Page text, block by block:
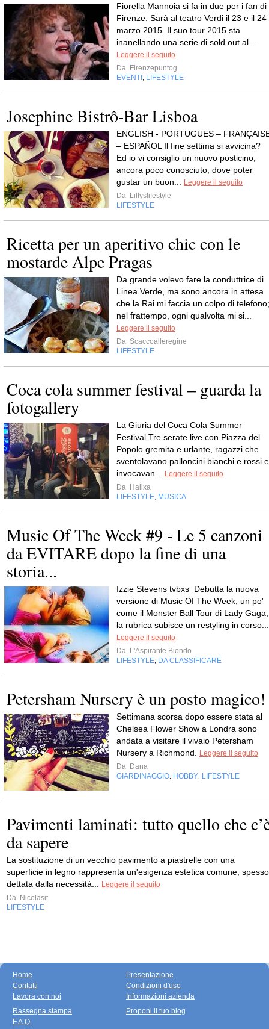
Fiorella Mannoia si fa in due per i fan di
Firenze. Sarà al teatro Verdi il 23 e il 24
marzo 2015. Il suo tour 2015 sta
inanellando una serie di sold out al...
Leggere il seguito
Da Firenzepuntog
EVENTI
LIFESTYLE
Josephine Bistrô-Bar Lisboa
ENGLISH - PORTUGUES –
– ESPAÑOL Il fine settima si avvicina?
Ed io vi consiglio un nuovo posticino,
ancora poco conosciuto, dove poter
gustar un buon...
Leggere il seguito
Da Lillyslifestyle
LIFESTYLE
Ricetta per un aperitivo chic con le
mostarde Alpe Pragas
Da grande volevo fare la conduttrice di
Linea Verde, ma sono ancora in attesa
che la Rai mi faccia un colpo di telefono;
nel frattempo, ogni qualvolta mi si...
Leggere il seguito
Da Scaccoalleregine
LIFESTYLE
Coca cola summer festival – guarda la
fotogallery
La Giuria del Coca Cola Summer
Festival Tre serate live con Piazza del
Popolo gremita e urlante, ragazzi che
sventolavano palloncini bianchi e rossi e
invocavan...
Leggere il seguito
Da Halixa
LIFESTYLE MUSICA
Music Of The Week #9 - Le 5 canzoni
da EVITARE dopo la fine di una
storia...
Izzie Stevens tvbxs Debutta la nuova
versione di Music Of The Week, un po'
come il Monster Ball Tour di Lady Gaga,
la rubrica subisce un restyling in corso...
Leggere il seguito
Da L'Aspirante Biondo
LIFESTYLE DA CLASSIFICARE
Petersham Nursery è un posto magico!
Settimana scorsa dopo essere stata al
Chelsea Flower Show a Londra sono
andata a visitare il vivaio Petersham
Nursery a Richmond.
Leggere il seguito
Da Dana
GIARDINAGGIO HOBBY LIFESTYLE
Pavimenti laminati: tutto quello che
da sapere
La sostituzione di un vecchio pavimento a piastrelle con una
superficie in legno rappresenta un'esigenza estetica comune, spesso
dettata dalla necessità...
Leggere il seguito
Da Nicolasit
LIFESTYLE
Home
Contatti
Lavora con noi
Presentazione
Condizioni d'uso
Informazioni azienda
Rassegna stampa
F.A.Q.
Proponi il tuo blog